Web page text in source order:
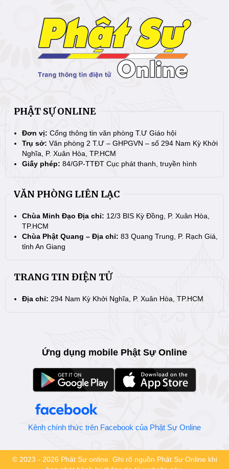
PHẬT SỰ ONLINE
Đơn vị: Cổng thông tin văn phòng T.Ư Giáo hội
Trụ sở: Văn phòng 2 T.Ư – GHPGVN – số 294 Nam Kỳ Khởi
Nghĩa, P. Xuân Hòa, TP.HCM
Giấy phép: 84/GP-TTĐT Cục phát thanh, truyền hình
VĂN PHÒNG LIÊN LẠC
Chùa Minh Đạo Địa chỉ: 12/3 BIS Kỳ Đồng, P. Xuân Hòa,
TP.HCM
Chùa Phật Quang – Địa chỉ: 83 Quang Trung, P. Rạch Giá,
tỉnh An Giang
TRANG TIN ĐIỆN TỬ
Địa chỉ: 294 Nam Kỳ Khởi Nghĩa, P. Xuân Hòa, TP.HCM
Ứng dụng mobile Phật Sự Online
Kênh chính thức trên Facebook của Phật Sự Online
© 2023 - 2026 Phật Sự online. Ghi rõ nguồn Phật Sự Online khi